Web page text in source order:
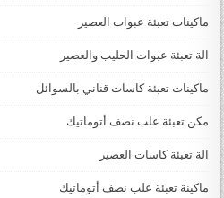
ماكينات تعبئة عبوات العصير
الة تعبئة عبوات الحليب والعصير
ماكينات تعبئة كاسات قناني بالسوائل
مكن تعبئة علب نصف أتوماتيك
الة تعبئة كاسات العصير
ماكينة تعبئة علب نصف أتوماتيك